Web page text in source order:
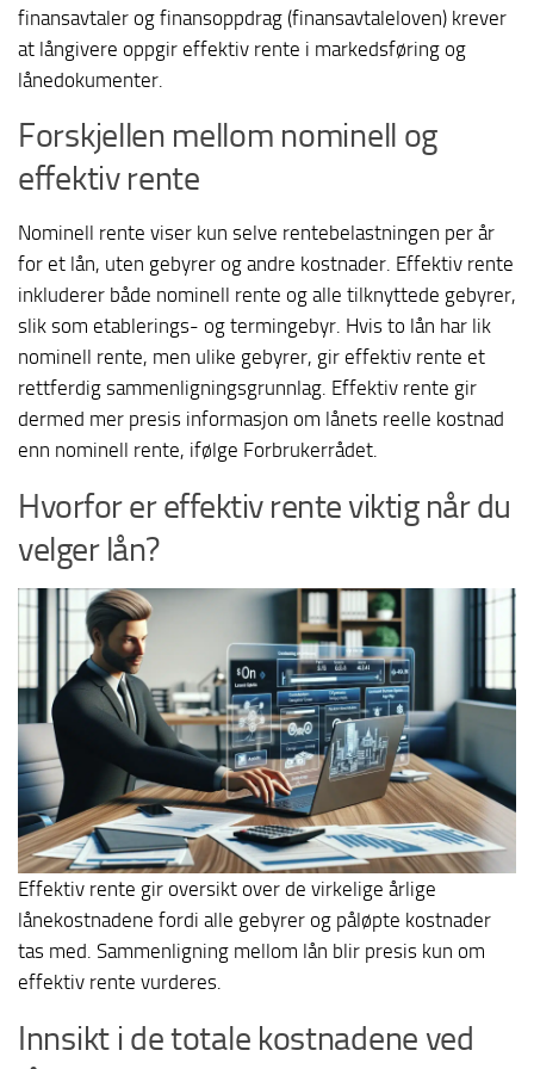
finansavtaler og finansoppdrag (finansavtaleloven) krever
at långivere oppgir effektiv rente i markedsføring og
lånedokumenter.
Forskjellen mellom nominell og
effektiv rente
Nominell rente viser kun selve rentebelastningen per år
for et lån, uten gebyrer og andre kostnader. Effektiv rente
inkluderer både nominell rente og alle tilknyttede gebyrer,
slik som etablerings- og termingebyr. Hvis to lån har lik
nominell rente, men ulike gebyrer, gir effektiv rente et
rettferdig sammenligningsgrunnlag. Effektiv rente gir
dermed mer presis informasjon om lånets reelle kostnad
enn nominell rente, ifølge Forbrukerrådet.
Hvorfor er effektiv rente viktig når du
velger lån?
Effektiv rente gir oversikt over de virkelige årlige
lånekostnadene fordi alle gebyrer og påløpte kostnader
tas med. Sammenligning mellom lån blir presis kun om
effektiv rente vurderes.
Innsikt i de totale kostnadene ved